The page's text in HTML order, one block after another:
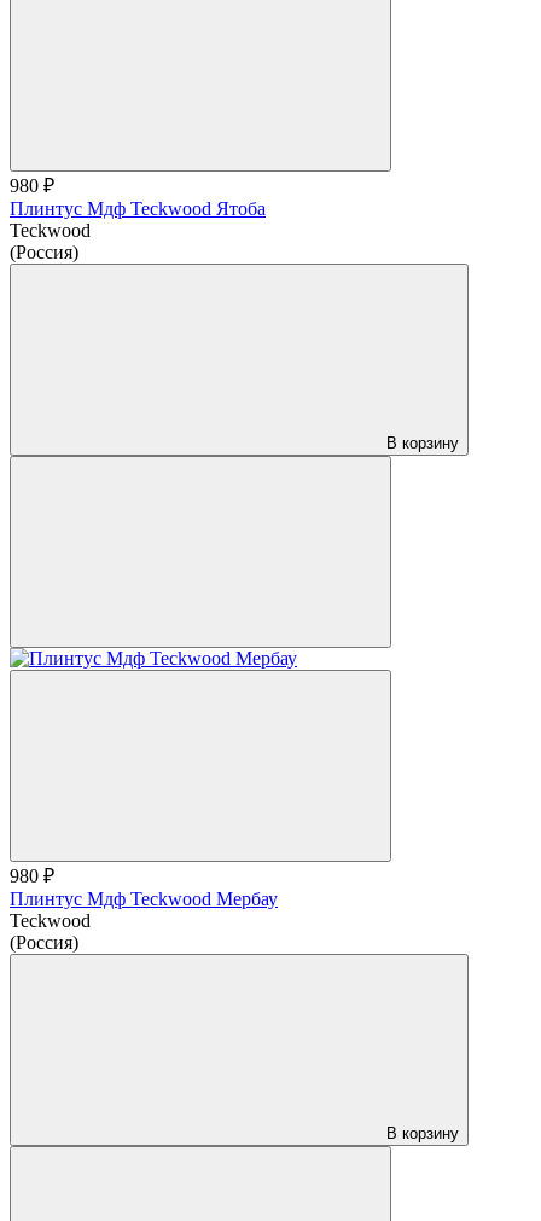
980 ₽
Плинтус Мдф Teckwood Ятоба
Teckwood
(Россия)
В корзину
980 ₽
Плинтус Мдф Teckwood Мербау
Teckwood
(Россия)
В корзину